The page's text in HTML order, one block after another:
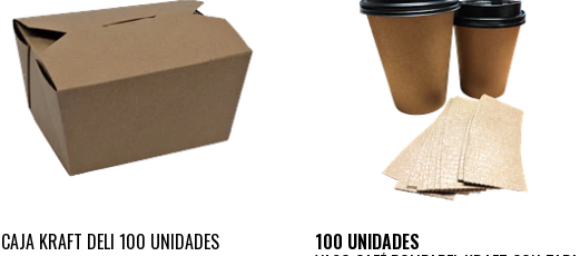
CAJA KRAFT DELI 100 UNIDADES 100 UNIDADES